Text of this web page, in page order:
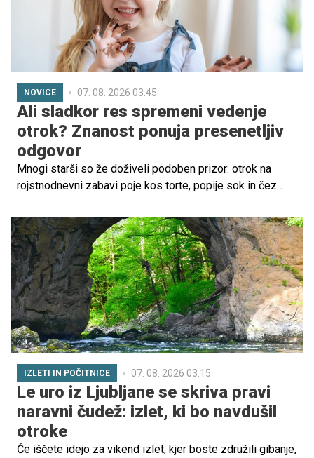
Nekatere bi objele svet od veselja, druge besnijo za
prazen nič, tretje ne občutijo ničesar drastičnega. A devet
mesecev ni tako kratko obdobje, zato mora biti ženska
pripravljena na številne čustvene spremembe.
NOVICE 07. 08. 2026 03.45
Ali sladkor res spremeni vedenje
otrok? Znanost ponuja presenetljiv
odgovor
Mnogi starši so že doživeli podoben prizor: otrok na
rojstnodnevni zabavi poje kos torte, popije sok in čez
zdi poln energije. Zato ne preseneča, da je med najbolj
razširjenimi prepričanji o prehrani otrok tudi to, da sladkor
povzroča hiperaktivnost. Toda kaj o tem pravi znanost?
IZLETI IN POČITNICE 07. 08. 2026 03.15
Le uro iz Ljubljane se skriva pravi
naravni čudež: izlet, ki bo navdušil
otroke
Če iščete idejo za vikend izlet, kjer boste združili gibanje,